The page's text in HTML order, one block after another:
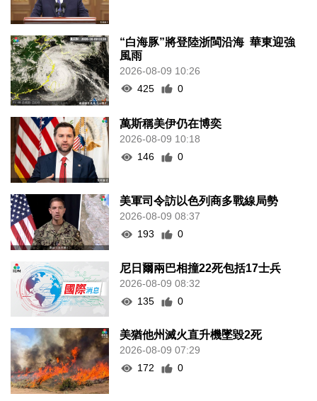
“白海豚”將登陸浙閩沿海 華東迎強
風雨
2026-08-09 10:26
425
0
萬斯稱美伊仍在博奕
2026-08-09 10:18
146
0
美軍司令訪以色列商多戰線局勢
2026-08-09 08:37
193
0
尼日爾兩巴相撞22死包括17士兵
2026-08-09 08:32
135
0
美猶他州滅火直升機墜毀2死
2026-08-09 07:29
172
0